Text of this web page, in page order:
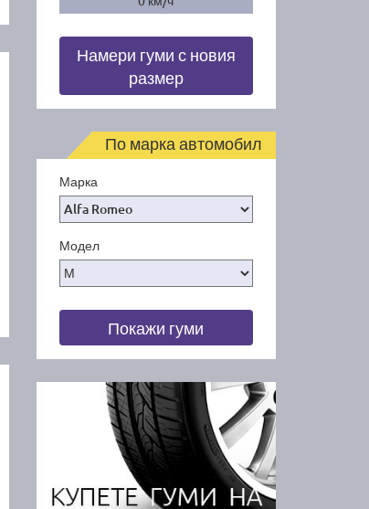
Намери гуми с новия
размер
По марка автомобил
Марка
Модел
Покажи гуми